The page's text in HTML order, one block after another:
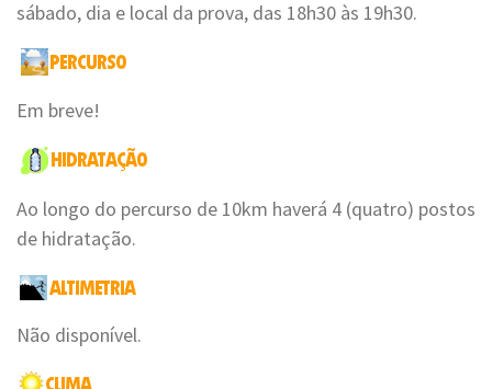
sábado, dia e local da prova, das 18h30 às 19h30.
Em breve!
Ao longo do percurso de 10km haverá 4 (quatro) postos
de hidratação.
Não disponível.